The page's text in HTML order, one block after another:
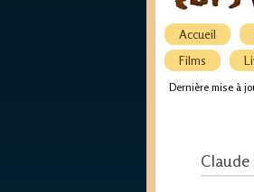
Accueil
Films
Dernière mise à
Claude